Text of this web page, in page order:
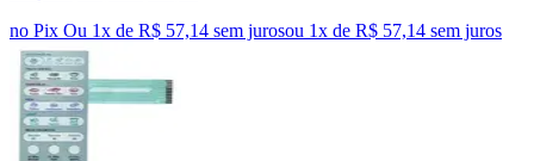
no Pix Ou 1x de R$ 57,14 sem jurosou 1x de R$ 57,14 sem juros